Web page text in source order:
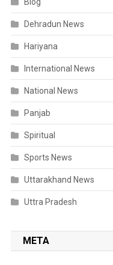
Dehradun News
Hariyana
International News
National News
Panjab
Spiritual
Sports News
Uttarakhand News
Uttra Pradesh
META